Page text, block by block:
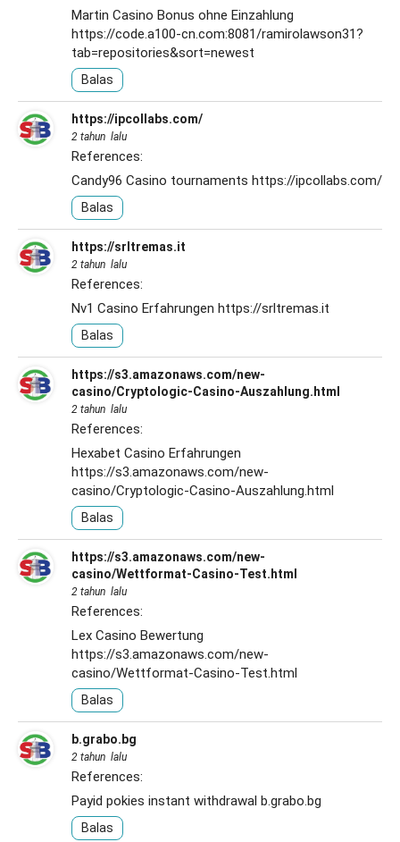
Martin Casino Bonus ohne Einzahlung
https://code.a100-cn.com:8081/ramirolawson31?
tab=repositories&sort=newest
Balas
https://ipcollabs.com/
2 tahun lalu
References:
Candy96 Casino tournaments https://ipcollabs.com/
Balas
https://srltremas.it
2 tahun lalu
References:
Nv1 Casino Erfahrungen https://srltremas.it
Balas
https://s3.amazonaws.com/new-
casino/Cryptologic-Casino-Auszahlung.html
2 tahun lalu
References:
Hexabet Casino Erfahrungen
https://s3.amazonaws.com/new-
casino/Cryptologic-Casino-Auszahlung.html
Balas
https://s3.amazonaws.com/new-
casino/Wettformat-Casino-Test.html
2 tahun lalu
References:
Lex Casino Bewertung
https://s3.amazonaws.com/new-
casino/Wettformat-Casino-Test.html
Balas
b.grabo.bg
2 tahun lalu
References:
Payid pokies instant withdrawal b.grabo.bg
Balas